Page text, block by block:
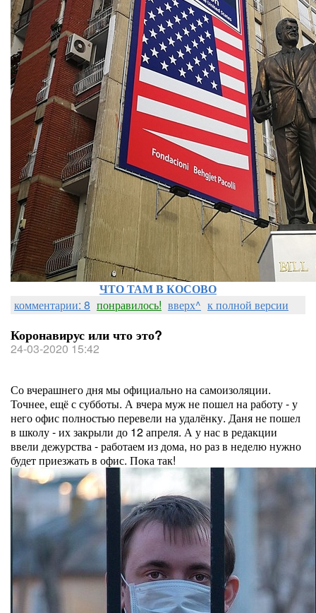
ЧТО ТАМ В КОСОВО
комментарии: 8 понравилось! вверх^ к полной версии
Коронавирус или что это?
24-03-2020 15:42
Со вчерашнего дня мы официально на самоизоляции.
Точнее, ещё с субботы. А вчера муж не пошел на работу - у
него офис полностью перевели на удалёнку. Даня не пошел
в школу - их закрыли до 12 апреля. А у нас в редакции
ввели дежурства - работаем из дома, но раз в неделю нужно
будет приезжать в офис. Пока так!